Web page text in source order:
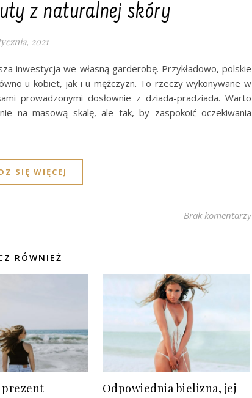
z naturalnej skóry
2021
inwestycja we własną garderobę. Przykładowo, polskie
u kobiet, jak i u mężczyzn. To rzeczy wykonywane w
prowadzonymi dosłownie z dziada-pradziada. Warto
na masową skalę, ale tak, by zaspokoić oczekiwania
SIĘ WIĘCEJ
Brak komentarzy
RÓWNIEŻ
–
Odpowiednia bielizna, jej